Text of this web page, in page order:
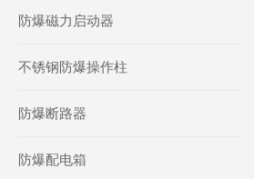
防爆磁力启动器
不锈钢防爆操作柱
防爆断路器
防爆配电箱